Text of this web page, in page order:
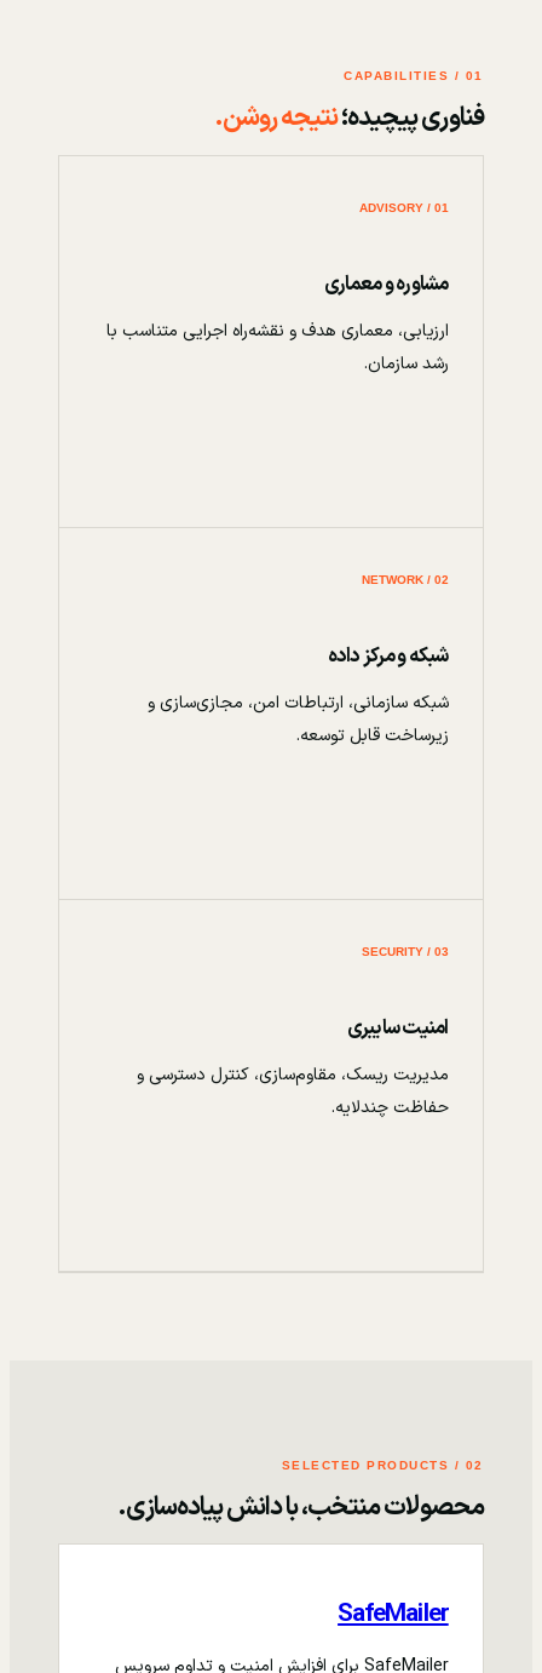
01 / CAPABILITIES
فناوری پیچیده؛نتیجه روشن.
01 / ADVISORY
مشاوره و معماری
ارزیابی، معماری هدف و نقشه‌راه اجرایی متناسب با
رشد سازمان.
02 / NETWORK
شبکه و مرکز داده
شبکه سازمانی، ارتباطات امن، مجازی‌سازی و
زیرساخت قابل توسعه.
03 / SECURITY
امنیت سایبری
مدیریت ریسک، مقاوم‌سازی، کنترل دسترسی و
حفاظت چندلایه.
02 / SELECTED PRODUCTS
محصولات منتخب، با دانش پیاده‌سازی.
SafeMailer
SafeMailer برای افزایش امنیت و تداوم سرویس